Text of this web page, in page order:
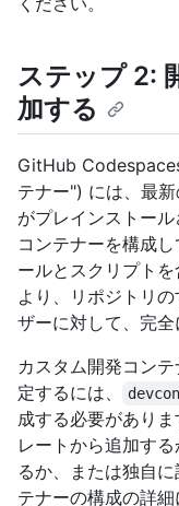
ステップ 2:
加する
GitHub
テナー") には、最
がプレインストー
コンテナーを構成
ールとスクリプト
より、リポジトリ
ザーに対して、完全
カスタム開発コン
定するには、
成する必要があり
レートから追加す
るか、または独自
テナーの構成の詳